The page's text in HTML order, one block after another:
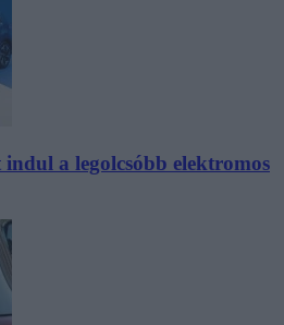
a legolcsóbb elektromos